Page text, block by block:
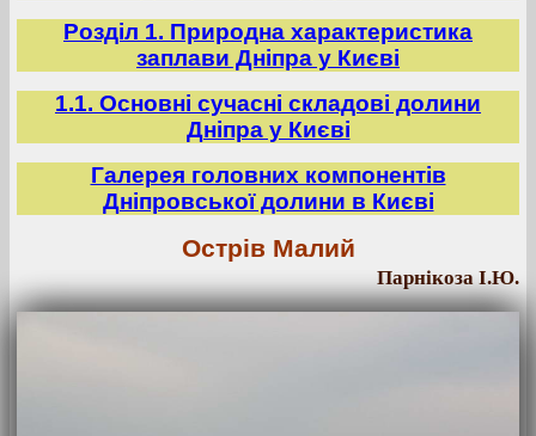
Розділ 1. Природна характеристика
заплави Дніпра у Києві
1.1. Основні сучасні складові долини
Дніпра у Києві
Галерея головних компонентів
Дніпровської долини в Києві
Острів Малий
Парнікоза І.Ю.